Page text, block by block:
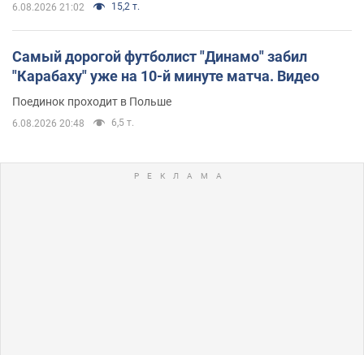
6.08.2026 21:02 15,2 т.
Самый дорогой футболист "Динамо" забил
"Карабаху" уже на 10-й минуте матча. Видео
Поединок проходит в Польше
6.08.2026 20:48 6,5 т.